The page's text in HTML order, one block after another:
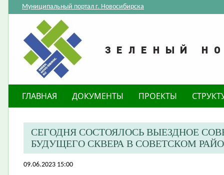
Муниципальный портал г. Новосибирска
ГЛАВНАЯ ДОКУМЕНТЫ ПРОЕКТЫ
CЕГОДНЯ СОСТОЯЛОСЬ ВЫЕЗДНОЕ
БУДУЩЕГО СКВЕРА В СОВЕТСКОМ
09.06.2023 15:00